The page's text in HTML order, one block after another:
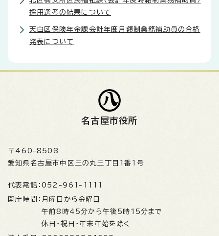
採用選考の結果について
天白区保険年金課会計年度月額制業務補助員の合格
発表について
名古屋市役所
〒460-8508
愛知県名古屋市中区三の丸三丁目1番1号
代表電話： 052-961-1111
開庁時間： 月曜日から金曜日
午前8時45分から午後5時15分まで
休日・祝日・年末年始を除く